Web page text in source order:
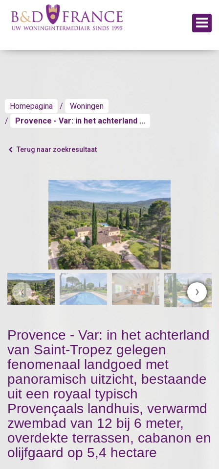
Homepagina
Woningen
Provence - Var: in het achterland ...
Terug naar zoekresultaat
‹ ›
Provence - Var: in het achterland
van Saint-Tropez gelegen
fenomenaal landgoed met
panoramisch uitzicht, bestaande
uit een royaal typisch
Provençaals landhuis, verwarmd
zwembad van 12 bij 6 meter,
overdekte terrassen, cabanon en
olijfgaard op 5,4 hectare